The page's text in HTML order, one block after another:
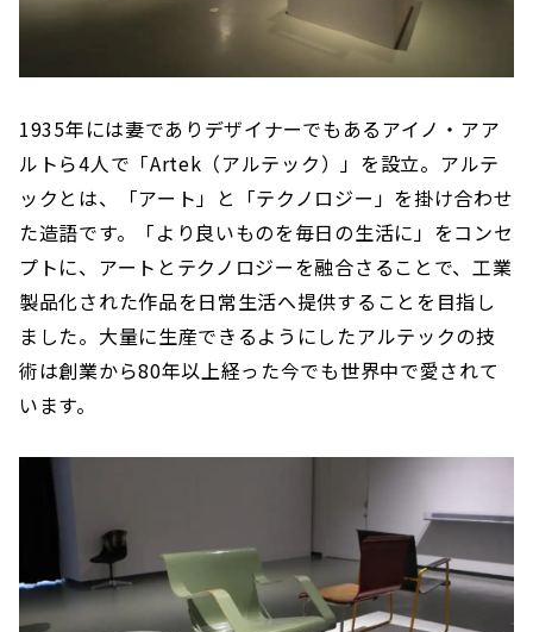
1935年には妻でありデザイナーでもあるアイノ・アア
ルトら4人で「Artek（アルテック）」を設立。アルテ
ックとは、「アート」と「テクノロジー」を掛け合わせ
た造語です。「より良いものを毎日の生活に」をコンセ
プトに、アートとテクノロジーを融合さることで、工業
製品化された作品を日常生活へ提供することを目指し
ました。大量に生産できるようにしたアルテックの技
術は創業から80年以上経った今でも世界中で愛されて
います。